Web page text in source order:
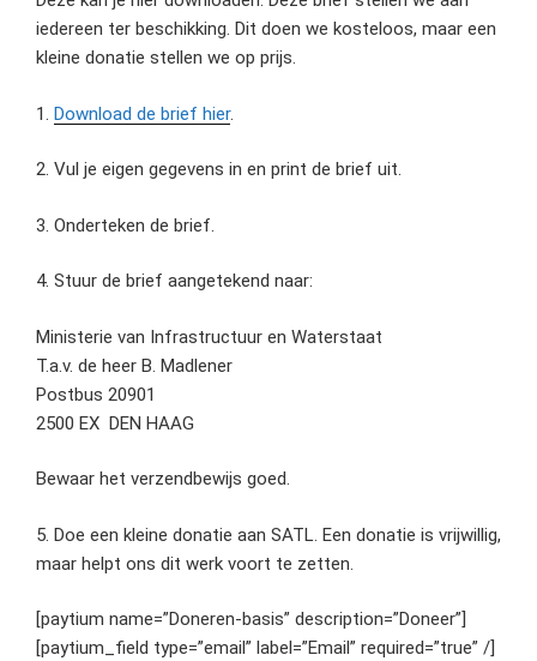
iedereen ter beschikking. Dit doen we kosteloos, maar een
kleine donatie stellen we op prijs.
1. Download de brief hier.
2. Vul je eigen gegevens in en print de brief uit.
3. Onderteken de brief.
4. Stuur de brief aangetekend naar:
Ministerie van Infrastructuur en Waterstaat
T.a.v. de heer B. Madlener
Postbus 20901
2500 EX DEN HAAG
Bewaar het verzendbewijs goed.
5. Doe een kleine donatie aan SATL. Een donatie is vrijwillig,
maar helpt ons dit werk voort te zetten.
[paytium name=”Doneren-basis” description=”Doneer”]
[paytium_field type=”email” label=”Email” required=”true” /]